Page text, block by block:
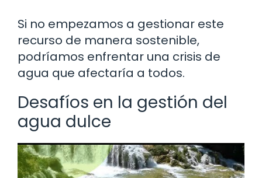
Si no empezamos a gestionar este
recurso de manera sostenible,
podríamos enfrentar una crisis de
agua que afectaría a todos.
Desafíos en la gestión del
agua dulce